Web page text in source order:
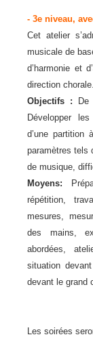
- 3e niveau,
Cet atelier
musicale de
d’harmonie et
direction chorale.
Objectifs : De
Développer
d’une
paramètres tels
de musique,
Moyens:
répétition,
mesures,
des mains,
abordées,
situation
devant le grand
Les soirées